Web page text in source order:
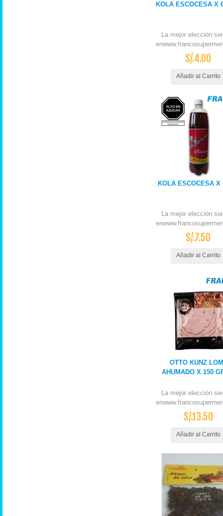
KOLA ESCOCESA X
La mejor elección
S/.4.00
Añadir al Carrito
KOLA ESCOCESA X
La mejor elección
S/.7.50
Añadir al Carrito
OTTO KUNZ
AHUMADO X 150
La mejor elección
S/.13.50
Añadir al Carrito